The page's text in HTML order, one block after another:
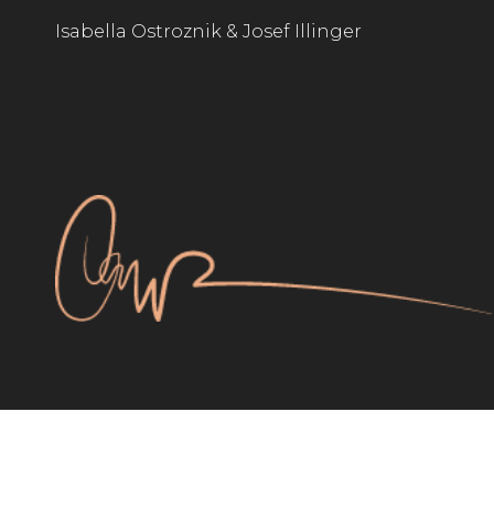
Isabella Ostroznik & Josef Illinger